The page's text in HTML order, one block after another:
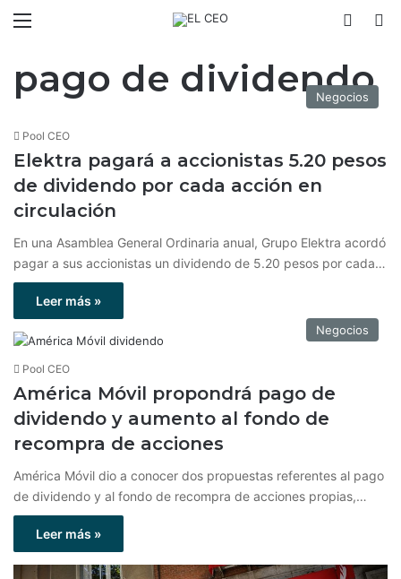
pago de dividendo
Negocios
Pool CEO
Elektra pagará a accionistas 5.20 pesos
de dividendo por cada acción en
circulación
En una Asamblea General Ordinaria anual, Grupo Elektra acordó
pagar a sus accionistas un dividendo de 5.20 pesos por cada…
Leer más »
Negocios
Pool CEO
América Móvil propondrá pago de
dividendo y aumento al fondo de
recompra de acciones
América Móvil dio a conocer dos propuestas referentes al pago
de dividendo y al fondo de recompra de acciones propias,…
Leer más »